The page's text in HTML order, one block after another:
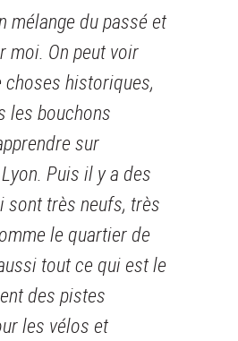
mélange du passé et
moi. On peut voir
choses historiques,
les bouchons
sur
Puis il y a des
sont très neufs, très
le quartier de
tout ce qui est le
des pistes
les vélos et